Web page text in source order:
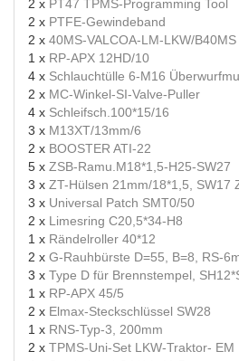
2 x PT47 TPMS-Programming Tool
2 x PTFE-Gewindeband
2 x 40MS-VALCOA-LM-LKW/B40MS
1 x RP-APX 12HD/10
4 x Schlauchtülle 6-M16
2 x MC-Winkel-SI-Valve-Puller
4 x Schleifsch.100*15/16
3 x M13XT/13mm/6
2 x BOOSTER ATI-22
5 x ZSB-Ramu.M18*1,5-H25-SW27
3 x ZT-Hülsen 21mm/18*1,5, SW17
3 x Universal Patch SMT0/50
2 x Limesring C20,5*34-H8
1 x Rändelroller 40*12
2 x G-Rauhbürste D=55, B=8, RS-
3 x Type D für Brennstempel,
1 x RP-APX 45/5
2 x Elmax-Steckschlüssel SW28
1 x RNS-Typ-3, 200mm
2 x TPMS-Uni-Set LKW-Traktor- EM